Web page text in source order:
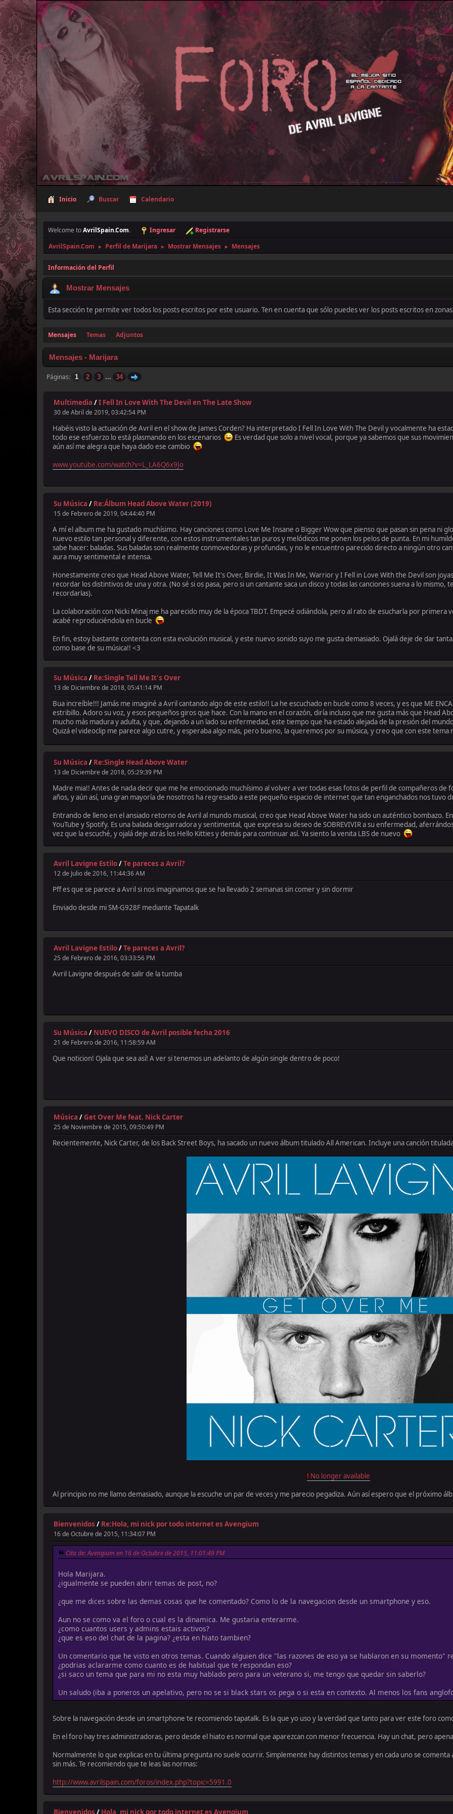
Inicio Buscar Calendario
Welcome toAvrilSpain.Com. Ingresar Registrarse
AvrilSpain.Com
► Perfil de Marijara ► Mostrar Mensajes ► Mensajes
Información del Perfil
Mostrar Mensajes
Esta sección te permite ver todos los posts escritos por este usuario. Ten en cuenta que sólo puedes ver los posts escritos en
Mensajes Temas Adjuntos
Mensajes - Marijara
Páginas 1 2 3 ... 34
Multimedia /I Fell In Love With The Devil en The Late Show
30 de Abril de 2019, 03:42:54 PM
Habéis visto la actuación de Avril en el show de James Corden? Ha interpretado I Fell In Love With The Devil y vocalmente ha
todo ese esfuerzo lo está plasmando en los escenarios
Es verdad que solo a nivel vocal, porque ya sabemos que sus
aún así me alegra que haya dado ese cambio
www.youtube.com/watch?v=L_LA6Q6x9Jo
Su Música / Re:Álbum Head Above Water (2019)
15 de Febrero de 2019, 04:44:40 PM
A mí el album me ha gustado muchísimo. Hay canciones como Love Me Insane o Bigger Wow que pienso que pasan sin pena ni
nuevo estilo tan personal y diferente, con estos instrumentales tan puros y melódicos me ponen los pelos de punta. En mi
sabe hacer: baladas. Sus baladas son realmente conmovedoras y profundas, y no le encuentro parecido directo a ningún otro
aura muy sentimental e intensa.
Honestamente creo que Head Above Water, Tell Me It's Over, Birdie, It Was In Me, Warrior y I Fell in Love With the Devil son
recordar los distintivos de una y otra. (No sé si os pasa, pero si un cantante saca un disco y todas las canciones suena a lo mismo,
recordarlas).
La colaboración con Nicki Minaj me ha parecido muy de la época TBDT. Empecé odiándola, pero al rato de esucharla por primera
acabé reproduciéndola en bucle
En fin, estoy bastante contenta con esta evolución musical, y este nuevo sonido suyo me gusta demasiado. Ojalá deje de dar
como base de su música!! <3
Su Música / Re:Single Tell Me It's Over
13 de Diciembre de 2018, 05:41:14 PM
Bua increíble!!! Jamás me imaginé a Avril cantando algo de este estilo!! La he escuchado en bucle como 8 veces, y es que ME
estribillo. Adoro su voz, y esos pequeños giros que hace. Con la mano en el corazón, diría incluso que me gusta más que Head
mucho más madura y adulta, y que, dejando a un lado su enfermedad, este tiempo que ha estado alejada de la presión del
Quizá el videoclip me parece algo cutre, y esperaba algo más, pero bueno, la queremos por su música, y creo que con este
Su Música / Re:Single Head Above Water
13 de Diciembre de 2018, 05:29:39 PM
Madre mia!! Antes de nada decir que me he emocionado muchísimo al volver a ver todas esas fotos de perfil de compañeros de
años, y aún así, una gran mayoría de nosotros ha regresado a este pequeño espacio de internet que tan enganchados nos
Entrando de lleno en el ansiado retorno de Avril al mundo musical, creo que Head Above Water ha sido un auténtico bombazo.
YouTube y Spotify. Es una balada desgarradora y sentimental, que expresa su deseo de SOBREVIVIR a su enfermedad,
vez que la escuché, y ojalá deje atrás los Hello Kitties y demás para continuar así. Ya siento la venita LBS de nuevo
Avril Lavigne Estilo/Te pareces a Avril?
12 de Julio de 2016, 11:44:36 AM
Pff es que se parece a Avril si nos imaginamos que se ha llevado 2 semanas sin comer y sin dormir
Enviado desde mi SM-G928F mediante Tapatalk
Avril Lavigne Estilo/Te pareces a Avril?
25 de Febrero de 2016, 03:33:56 PM
Avril Lavigne después de salir de la tumba
Su Música / NUEVO DISCO de Avril posible fecha 2016
21 de Febrero de 2016, 11:58:59 AM
Que noticion! Ojala que sea así! A ver si tenemos un adelanto de algún single dentro de poco!
Música /Get Over Me feat. Nick Carter
25 de Noviembre de 2015, 09:50:49 PM
Recientemente, Nick Carter, de los Back Street Boys, ha sacado un nuevo álbum titulado All American. Incluye una canción
! No longer available
Al principio no me llamo demasiado, aunque la escuche un par de veces y me parecio pegadiza. Aún así espero que el próximo
Bienvenidos / Re:Hola, mi nick por todo internet es Avengium
16 de Octubre de 2015, 11:34:07 PM
Cita de: Avengium en 16 de Octubre de 2015, 11:01:49 PM
Hola Marijara.
¿igualmente se pueden abrir temas de post, no?
¿que me dices sobre las demas cosas que he comentado? Como lo de la navegacion desde un smartphone y eso.
Aun no se como va el foro o cual es la dinamica. Me gustaria enterarme.
¿como cuantos users y admins estais activos?
¿que es eso del chat de la pagina? ¿esta en hiato tambien?
Un comentario que he visto en otros temas. Cuando alguien dice "las razones de eso ya se hablaron en su momento"
¿podrias aclararme como cuanto es de habitual que te respondan eso?
¿si saco un tema que para mi no esta muy hablado pero para un veterano si, me tengo que quedar sin saberlo?
Un saludo (iba a poneros un apelativo, pero no se si black stars os pega o si esta en contexto. Al menos los fans
Sobre la navegación desde un smartphone te recomiendo tapatalk. Es la que yo uso y la verdad que tanto para ver este foro
En el foro hay tres administradoras, pero desde el hiato es normal que aparezcan con menor frecuencia. Hay un chat, pero
Normalmente lo que explicas en tu última pregunta no suele ocurrir. Simplemente hay distintos temas y en cada uno se
sin más. Te recomiendo que te leas las normas:
http://www.avrilspain.com/foros/index.php?topic=5991.0
Bienvenidos / Hola, mi nick por todo internet es Avengium